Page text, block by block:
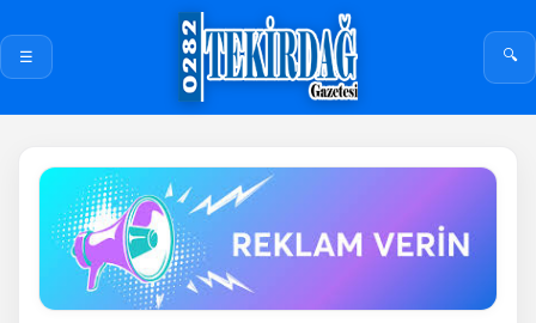
☰ 🔍